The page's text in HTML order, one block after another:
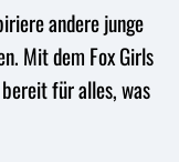
andere junge
Mit dem Fox Girls
für alles, was